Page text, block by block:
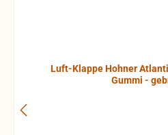
Luft-Klappe Hohner
Gummi -